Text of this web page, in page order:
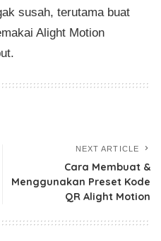
susah, terutama buat
Alight Motion
NEXT ARTICLE
Cara Membuat &
Menggunakan Preset Kode
QR Alight Motion